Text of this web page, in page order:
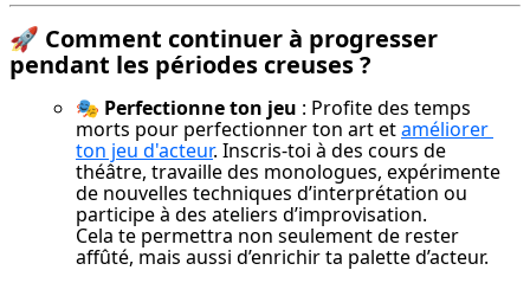
🚀 Comment continuer à progresser
pendant les périodes creuses ?
🎭 Perfectionne ton jeu : Profite des temps
morts pour perfectionner ton art et améliorer
ton jeu d'acteur. Inscris-toi à des cours de
théâtre, travaille des monologues, expérimente
de nouvelles techniques d’interprétation ou
participe à des ateliers d’improvisation.
Cela te permettra non seulement de rester
affûté, mais aussi d’enrichir ta palette d’acteur.